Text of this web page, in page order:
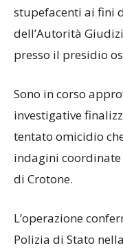
stupefacenti ai fini
dell’Autorità
presso il presidio
Sono in corso
investigative
tentato omicidio
indagini
di Crotone.
L’operazione
Polizia di Stato